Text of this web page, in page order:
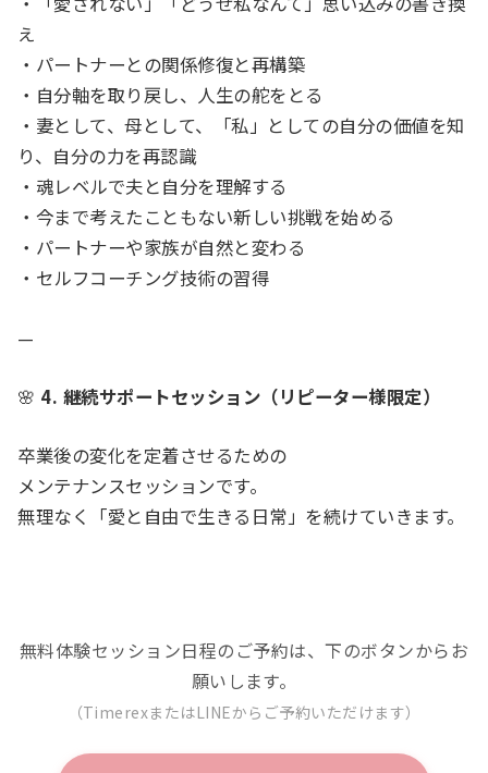
え
・パートナーとの関係修復と再構築
・自分軸を取り戻し、人生の舵をとる
・妻として、母として、「私」としての自分の価値を知
り、自分の力を再認識
・魂レベルで夫と自分を理解する
・今まで考えたこともない新しい挑戦を始める
・パートナーや家族が自然と変わる
・セルフコーチング技術の習得
—
🌸 4. 継続サポートセッション（リピーター様限定）
卒業後の変化を定着させるための
メンテナンスセッションです。
無理なく「愛と自由で生きる日常」を続けていきます。
無料体験セッション日程のご予約は、下のボタンからお
願いします。
（TimerexまたはLINEからご予約いただけます）